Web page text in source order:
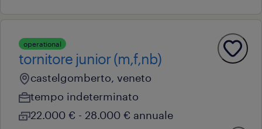
operational
tornitore junior (m,f,nb)
castelgomberto, veneto
tempo indeterminato
22.000 € - 28.000 € annuale